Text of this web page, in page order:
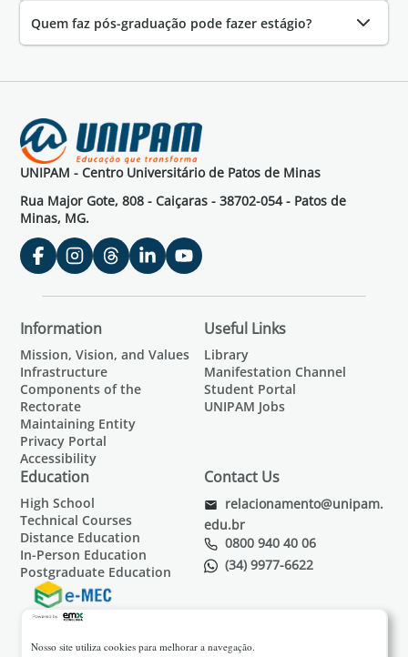
Quem faz pós-graduação pode fazer estágio?
UNIPAM - Centro Universitário de Patos de Minas
Rua Major Gote, 808 - Caiçaras - 38702-054 - Patos de
Minas, MG.
Information
Mission, Vision, and Values
Infrastructure
Components of the
Rectorate
Maintaining Entity
Privacy Portal
Accessibility
Useful Links
Library
Manifestation Channel
Student Portal
UNIPAM Jobs
Education
High School
Technical Courses
Distance Education
In-Person Education
Postgraduate Education
Contact Us
relacionamento@unipam.
edu.br
0800 940 40 06
(34) 9977-6622
Nosso site utiliza cookies para melhorar a navegação.